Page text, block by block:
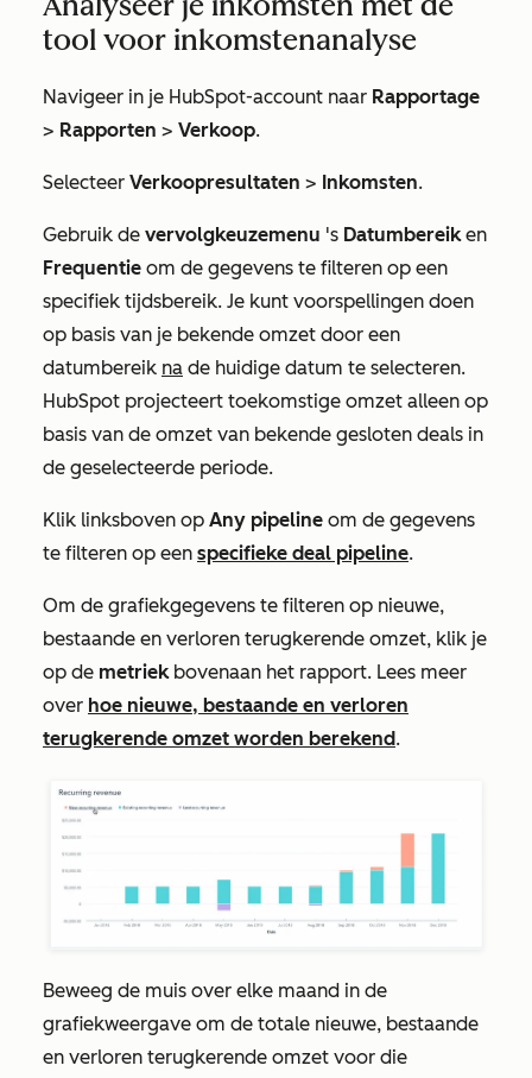
tool voor inkomstenanalyse
Navigeer in je HubSpot-account naar Rapportage
> Rapporten > Verkoop.
Selecteer Verkoopresultaten > Inkomsten.
Gebruik de vervolgkeuzemenu 's Datumbereiken
Frequentie om de gegevens te filteren op een
specifiek tijdsbereik. Je kunt voorspellingen doen
op basis van je bekende omzet door een
datumbereik na de huidige datum te selecteren.
HubSpot projecteert toekomstige omzet alleen op
basis van de omzet van bekende gesloten deals in
de geselecteerde periode.
Klik linksboven op Any pipeline om de gegevens
te filteren op een specifieke deal pipeline.
Om de grafiekgegevens te filteren op nieuwe,
bestaande en verloren terugkerende omzet, klik je
op de metriekbovenaan het rapport. Lees meer
over hoe nieuwe, bestaande en verloren
terugkerende omzet worden berekend.
Beweeg de muis over elke maand in de
grafiekweergave om de totale nieuwe, bestaande
en verloren terugkerende omzet voor die